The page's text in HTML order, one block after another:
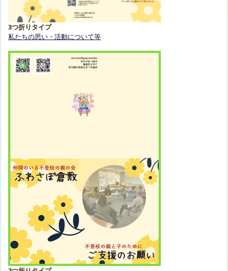
3つ折りタイプ
私たちの思い・活動について等